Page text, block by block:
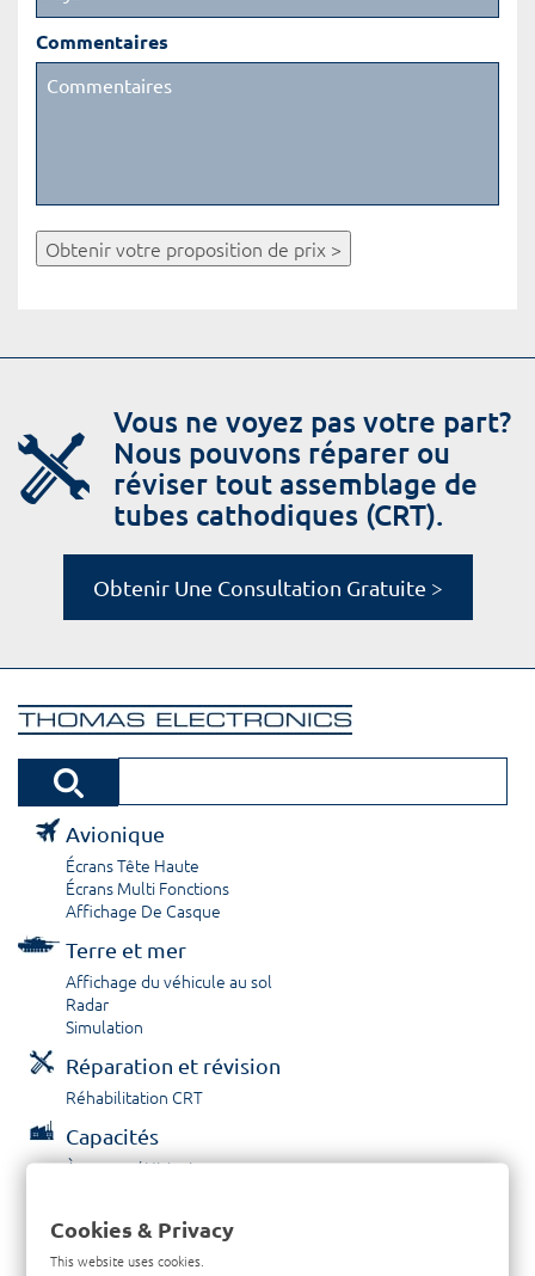
Commentaires
Obtenir votre proposition de prix >
Vous ne voyez pas votre part?
Nous pouvons réparer ou
réviser tout assemblage de
tubes cathodiques (CRT).
Obtenir Une Consultation Gratuite >
Avionique
Écrans Tête Haute
Écrans Multi Fonctions
Affichage De Casque
Terre et mer
Affichage du véhicule au sol
Radar
Simulation
Réparation et révision
Réhabilitation CRT
Capacités
À propos / Historique
Contactez nous
Cookies & Privacy
This website uses cookies.